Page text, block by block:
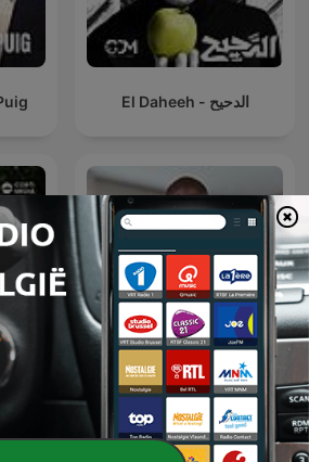
El Daheeh - الدحيح
The Albert Ocran Podcast